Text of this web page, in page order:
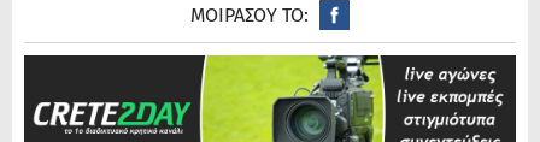
ΜΟΙΡΑΣΟΥ ΤΟ: